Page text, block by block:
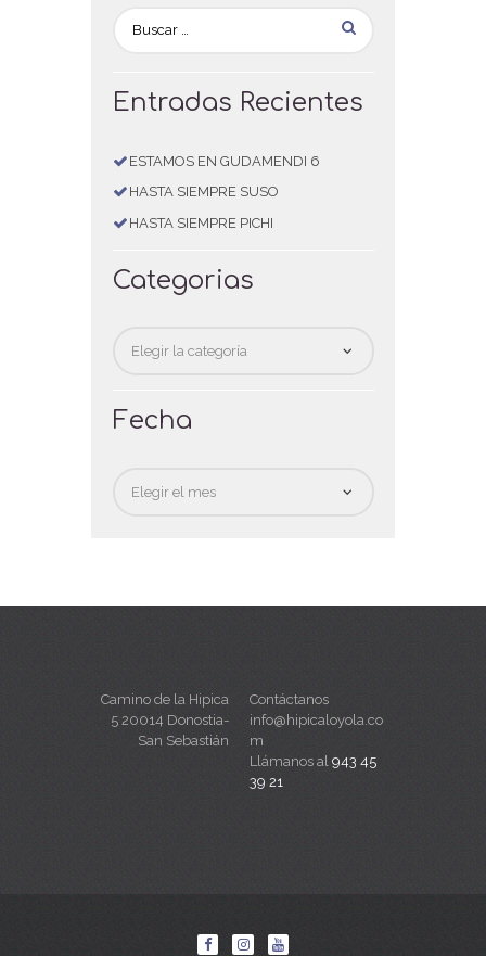
Entradas Recientes
ESTAMOS EN GUDAMENDI 6
HASTA SIEMPRE SUSO
HASTA SIEMPRE PICHI
Categorias
Fecha
Camino de la Hipica
5 20014 Donostia-
San Sebastián
Contáctanos
info@hipicaloyola.co
m
Llámanos al 943 45
39 21